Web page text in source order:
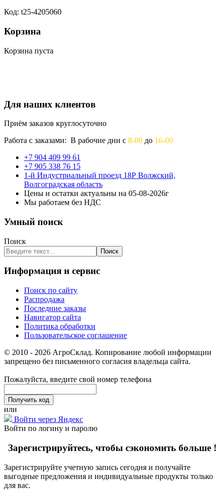
Код: t25-4205060
Корзина
Корзина пуста
Для наших клиентов
Приём заказов круглосуточно
Работа с заказами: В рабочие дни с 8-00 до 16-00
+7 904 409 99 61
+7 905 338 76 15
1-й Индустриальный проезд 18Р Волжский,
Волгоградская область
Цены и остатки актуальны на 05-08-2026г
Мы работаем без НДС
Умный поиск
Поиск
Поиск
Информация и сервис
Поиск по сайту
Распродажа
Последние заказы
Навигатор сайта
Политика обработки
Пользовательское соглашение
© 2010 - 2026 АгроСклад. Копирование любой информации
запрещено без письменного согласия владельца сайта.
Пожалуйста, введите свой номер телефона
или
Войти через Яндекс
Войти по логину и паролю
Зарегистрируйтесь, чтобы сэкономить больше !
Зарегистрируйте учетную запись сегодня и получайте
выгодные предложения и индивидуальные продукты только
для вас.